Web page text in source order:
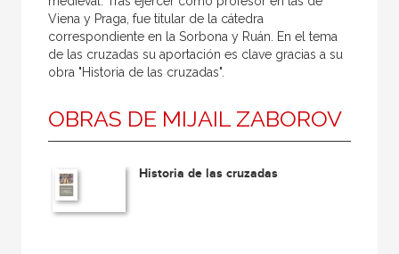
Editor
Editora
Escritor
Traductor
Viena y Praga, fue titular de la cátedra
correspondiente en la Sorbona y Ruán. En el tema
de las cruzadas su aportación es clave gracias a su
obra "Historia de las cruzadas".
OBRAS DE MIJAIL ZABOROV
Historia de las cruzadas